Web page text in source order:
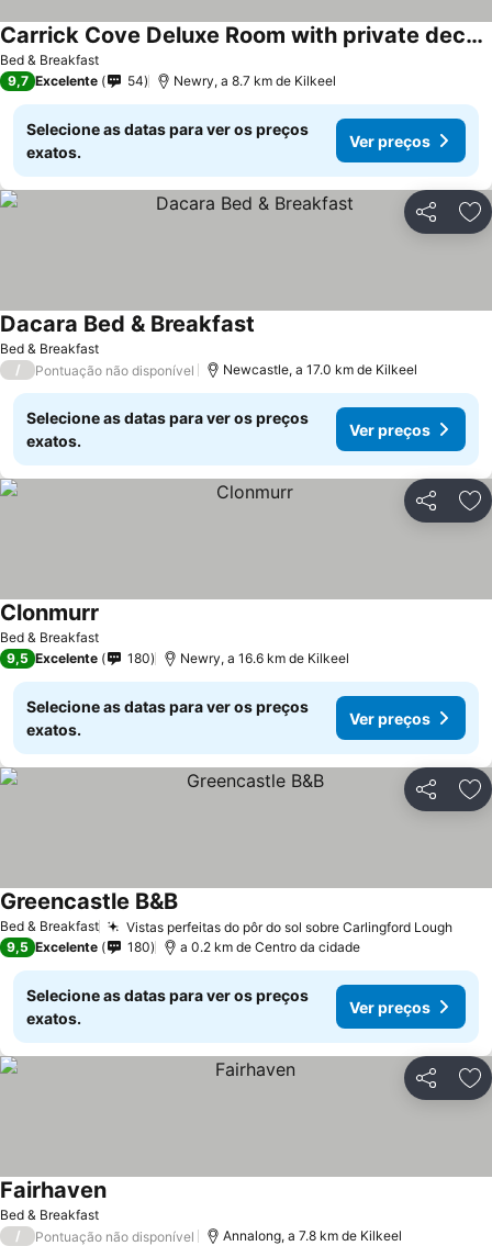
Bed & Breakfast
Carrick Cove Deluxe Room with private decking
9,7 Excelente 54 Newry, a 8.7 km de Kilkeel
Selecione as datas para ver os preços
exatos.
Ver preços
Partilhar
Bed & Breakfast
Dacara Bed & Breakfast
/ Pontuação não disponível Newcastle, a 17.0 km de Kilkeel
Selecione as datas para ver os preços
exatos.
Ver preços
Partilhar
Bed & Breakfast
Clonmurr
9,5 Excelente 180 Newry, a 16.6 km de Kilkeel
Selecione as datas para ver os preços
exatos.
Ver preços
Partilhar
Bed & Breakfast Vistas perfeitas do pôr do sol sobre Carlingford Lough
Greencastle B&B
9,5 Excelente 180 a 0.2 km de Centro da cidade
Selecione as datas para ver os preços
exatos.
Ver preços
Partilhar
Bed & Breakfast
Fairhaven
/ Pontuação não disponível Annalong, a 7.8 km de Kilkeel